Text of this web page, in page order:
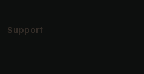
Support